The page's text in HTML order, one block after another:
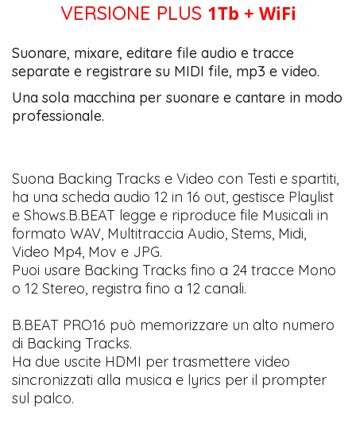
VERSIONE PLUS 1Tb + WiFi
Suonare, mixare, editare file audio e tracce
separate e registrare su MIDI file, mp3 e video.
Una sola macchina per suonare e cantare in modo
professionale.
Suona Backing Tracks e Video con Testi e spartiti,
ha una scheda audio 12 in 16 out, gestisce Playlist
e Shows.B.BEAT legge e riproduce file Musicali in
formato WAV, Multitraccia Audio, Stems, Midi,
Video Mp4, Mov e JPG.
Puoi usare Backing Tracks fino a 24 tracce Mono
o 12 Stereo, registra fino a 12 canali.
B.BEAT PRO16 può memorizzare un alto numero
di Backing Tracks.
Ha due uscite HDMI per trasmettere video
sincronizzati alla musica e lyrics per il prompter
sul palco.